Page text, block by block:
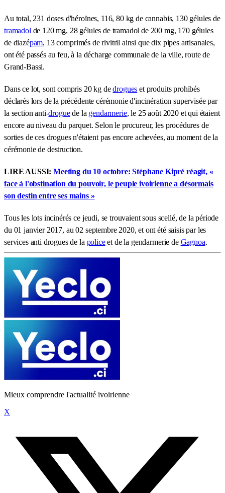
Au total, 231 doses d'héroïnes, 116, 80 kg de cannabis, 130 gélules de
tramadol de 120 mg, 28 gélules de tramadol de 200 mg, 170 gélules
de diazépam, 13 comprimés de rivitril ainsi que dix pipes artisanales,
ont été passés au feu, à la décharge communale de la ville, route de
Grand-Bassi.
Dans ce lot, sont compris 20 kg dedrogues et produits prohibés
déclarés lors de la précédente cérémonie d'incinération supervisée par
la section anti-droguede la gendarmerie, le 25 août 2020 et qui étaient
encore au niveau du parquet. Selon le procureur, les procédures de
sorties de ces drogues n'étaient pas encore achevées, au moment de la
cérémonie de destruction.
LIRE AUSSI:Meeting du 10 octobre: Stéphane Kipré réagit, «
face à l'obstination du pouvoir, le peuple ivoirienne a désormais
son destin entre ses mains »
Tous les lots incinérés ce jeudi, se trouvaient sous scellé, de la période
du 01 janvier 2017, au 02 septembre 2020, et ont été saisis par les
services anti drogues de la policeet de la gendarmerie de Gagnoa.
Mieux comprendre l'actualité ivoirienne
X